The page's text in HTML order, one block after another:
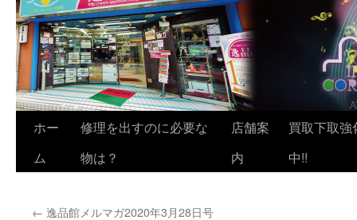
ホー
ム
修理を出すのに必要な
物は？
店舗案
内
買取下取強
中!!
← 逸品館メルマガ2020年3月28日号